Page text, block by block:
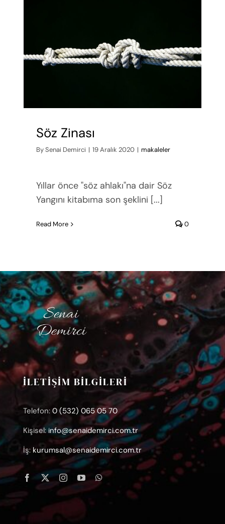
Söz Zinası
BySenai Demirci | 19 Aralık 2020 | makaleler
Yıllar önce "söz ahlakı"na dair Söz
Yangını kitabıma son şeklini [...]
Read More 0
İLETİŞİM BİLGİLERİ
Telefon: 0 (532) 065 05 70
Kişisel: info@senaidemirci.com.tr
İş: kurumsal@senaidemirci.com.tr